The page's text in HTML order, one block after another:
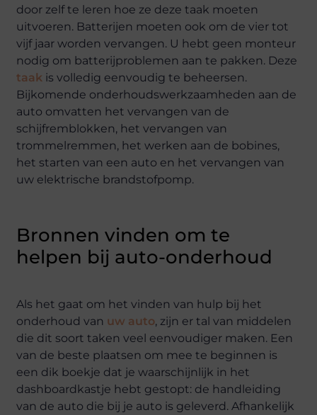
door zelf te leren hoe ze deze taak moeten
uitvoeren. Batterijen moeten ook om de vier tot
vijf jaar worden vervangen. U hebt geen monteur
nodig om batterijproblemen aan te pakken. Deze
taak is volledig eenvoudig te beheersen.
Bijkomende onderhoudswerkzaamheden aan de
auto omvatten het vervangen van de
schijfremblokken, het vervangen van
trommelremmen, het werken aan de bobines,
het starten van een auto en het vervangen van
uw elektrische brandstofpomp.
Bronnen vinden om te
helpen bij auto-onderhoud
Als het gaat om het vinden van hulp bij het
onderhoud van uw auto, zijn er tal van middelen
die dit soort taken veel eenvoudiger maken. Een
van de beste plaatsen om mee te beginnen is
een dik boekje dat je waarschijnlijk in het
dashboardkastje hebt gestopt: de handleiding
van de auto die bij je auto is geleverd. Afhankelijk